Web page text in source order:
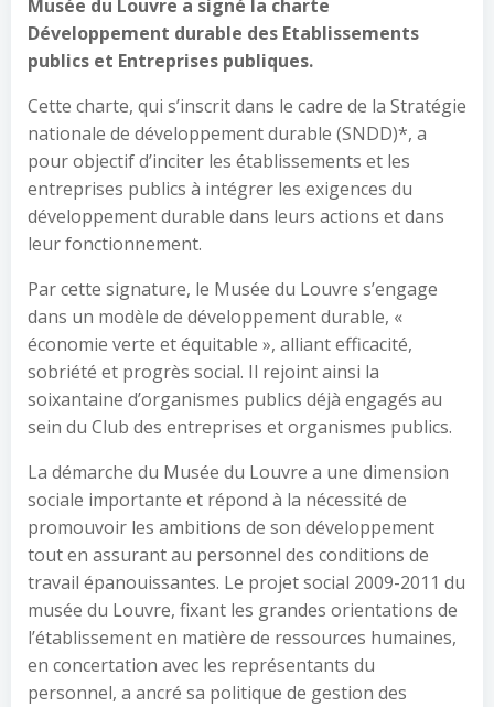
Musée du Louvre a signé la charte
Développement durable des Etablissements
publics et Entreprises publiques.
Cette charte, qui s’inscrit dans le cadre de la Stratégie
nationale de développement durable (SNDD)*, a
pour objectif d’inciter les établissements et les
entreprises publics à intégrer les exigences du
développement durable dans leurs actions et dans
leur fonctionnement.
Par cette signature, le Musée du Louvre s’engage
dans un modèle de développement durable, «
économie verte et équitable », alliant efficacité,
sobriété et progrès social. Il rejoint ainsi la
soixantaine d’organismes publics déjà engagés au
sein du Club des entreprises et organismes publics.
La démarche du Musée du Louvre a une dimension
sociale importante et répond à la nécessité de
promouvoir les ambitions de son développement
tout en assurant au personnel des conditions de
travail épanouissantes. Le projet social 2009-2011 du
musée du Louvre, fixant les grandes orientations de
l’établissement en matière de ressources humaines,
en concertation avec les représentants du
personnel, a ancré sa politique de gestion des